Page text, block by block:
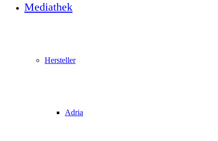
Mediathek
Hersteller
Adria